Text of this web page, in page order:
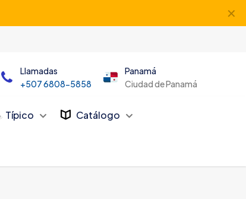
✕
Llamadas
+507 6808-5858
Panamá
Ciudad de Panamá
Típico Catálogo